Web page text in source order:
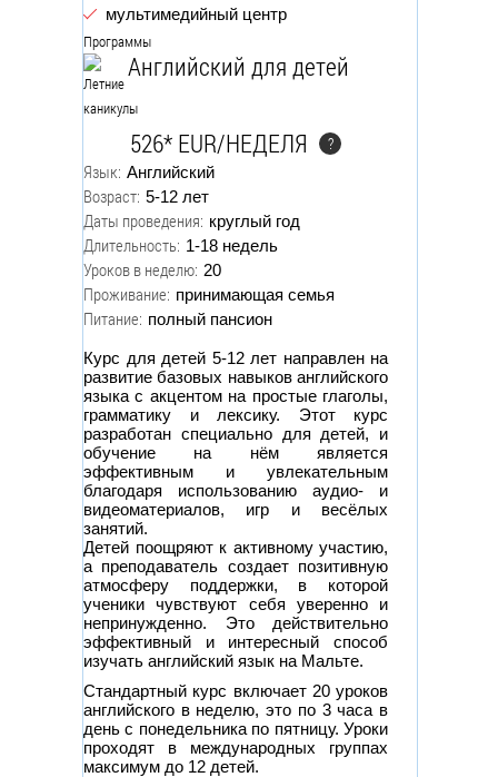
мультимедийный центр
Программы
Английский для детей
526* EUR/НЕДЕЛЯ ?
Язык: Английский
Возраст: 5-12 лет
Даты проведения: круглый год
Длительность: 1-18 недель
Уроков в неделю: 20
Проживание: принимающая семья
Питание: полный пансион
Курс для детей 5-12 лет направлен на
развитие базовых навыков английского
языка с акцентом на простые глаголы,
грамматику и лексику. Этот курс
разработан специально для детей, и
обучение на нём является
эффективным и увлекательным
благодаря использованию аудио- и
видеоматериалов, игр и весёлых
занятий.
Детей поощряют к активному участию,
а преподаватель создает позитивную
атмосферу поддержки, в которой
ученики чувствуют себя уверенно и
непринужденно. Это действительно
эффективный и интересный способ
изучать английский язык на Мальте.
Стандартный курс включает 20 уроков
английского в неделю, это по 3 часа в
день с понедельника по пятницу. Уроки
проходят в международных группах
максимум до 12 детей.